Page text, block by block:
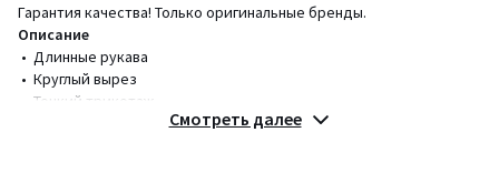
Гарантия качества! Только оригинальные бренды.
Описание
• Длинные рукава
• Круглый вырез
• Тонкий трикотаж
Смотреть далее